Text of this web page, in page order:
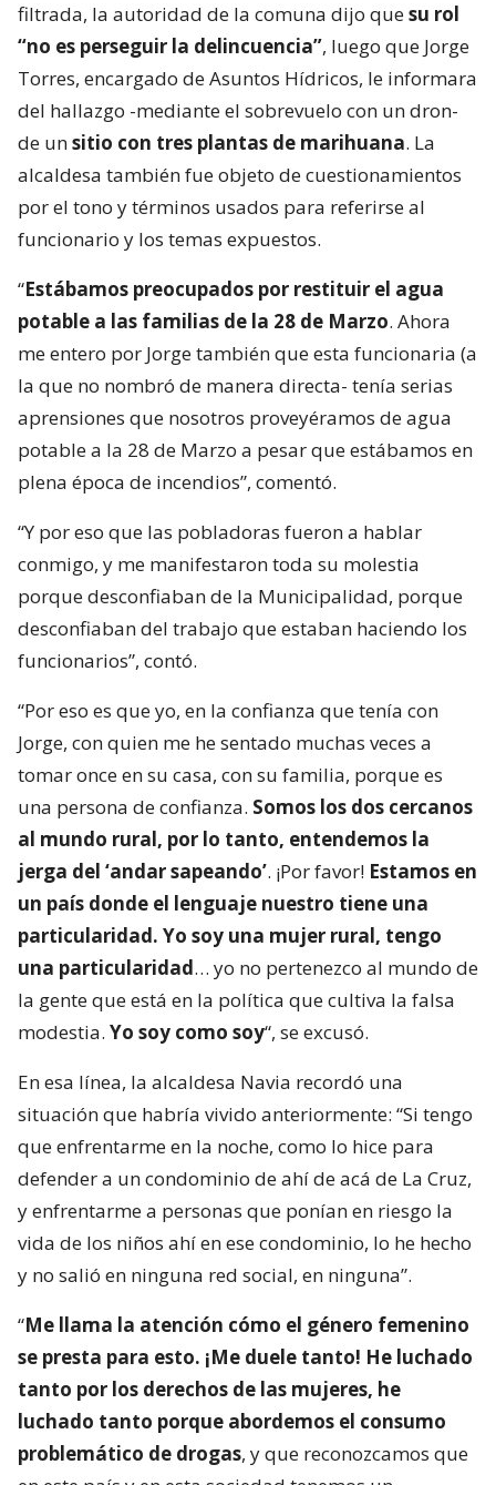
filtrada, la autoridad de la comuna dijo quesu rol
“no es perseguir la delincuencia”, luego que Jorge
Torres, encargado de Asuntos Hídricos, le informara
del hallazgo -mediante el sobrevuelo con un dron-
de unsitio con tres plantas de marihuana. La
alcaldesa también fue objeto de cuestionamientos
por el tono y términos usados para referirse al
funcionario y los temas expuestos.
“Estábamos preocupados por restituir el agua
potable a las familias de la 28 de Marzo. Ahora
me entero por Jorge también que esta funcionaria (a
la que no nombró de manera directa- tenía serias
aprensiones que nosotros proveyéramos de agua
potable a la 28 de Marzo a pesar que estábamos en
plena época de incendios”, comentó.
“Y por eso que las pobladoras fueron a hablar
conmigo, y me manifestaron toda su molestia
porque desconfiaban de la Municipalidad, porque
desconfiaban del trabajo que estaban haciendo los
funcionarios”, contó.
“Por eso es que yo, en la confianza que tenía con
Jorge, con quien me he sentado muchas veces a
tomar once en su casa, con su familia, porque es
una persona de confianza. Somos los dos cercanos
al mundo rural, por lo tanto, entendemos la
jerga del ‘andar sapeando’. ¡Por favor! Estamos en
un país donde el lenguaje nuestro tiene una
particularidad. Yo soy una mujer rural, tengo
una particularidad… yo no pertenezco al mundo de
la gente que está en la política que cultiva la falsa
modestia. Yo soy como soy“, se excusó.
En esa línea, la alcaldesa Navia recordó una
situación que habría vivido anteriormente: “Si tengo
que enfrentarme en la noche, como lo hice para
defender a un condominio de ahí de acá de La Cruz,
y enfrentarme a personas que ponían en riesgo la
vida de los niños ahí en ese condominio, lo he hecho
y no salió en ninguna red social, en ninguna”.
“Me llama la atención cómo el género femenino
se presta para esto. ¡Me duele tanto! He luchado
tanto por los derechos de las mujeres, he
luchado tanto porque abordemos el consumo
problemático de drogas, y que reconozcamos que